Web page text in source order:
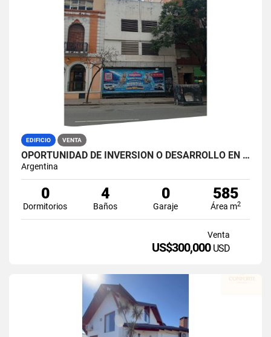
EDIFICIO VENTA
OPORTUNIDAD DE INVERSIÓN O DESARROLLO EN PLENO CENTRO DE CÓRDOBA
Argentina
0
Dormitorios
4
Baños
0
Garaje
585
Área m2
Venta
US$300,000 USD